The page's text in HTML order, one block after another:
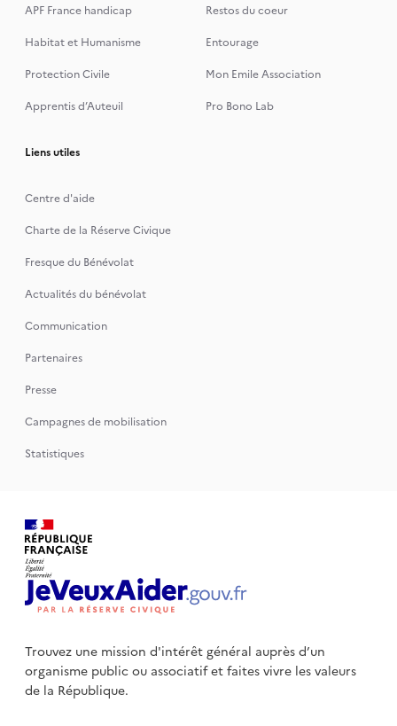
APF France handicap
Restos du coeur
Habitat et Humanisme
Entourage
Protection Civile
Mon Emile Association
Apprentis d’Auteuil
Pro Bono Lab
Liens utiles
Centre d'aide
Charte de la Réserve Civique
Fresque du Bénévolat
Actualités du bénévolat
Communication
Partenaires
Presse
Campagnes de mobilisation
Statistiques
Trouvez une mission d'intérêt général auprès d’un
organisme publicou associatif et faites vivre les valeurs
de la République.